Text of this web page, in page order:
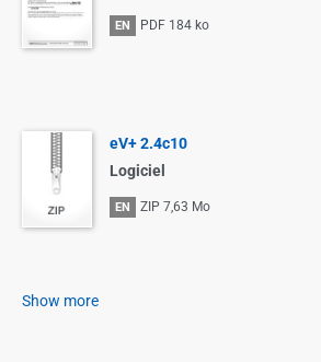
EN PDF 184 ko
eV+ 2.4c10
Logiciel
EN ZIP 7,63 Mo
Show more